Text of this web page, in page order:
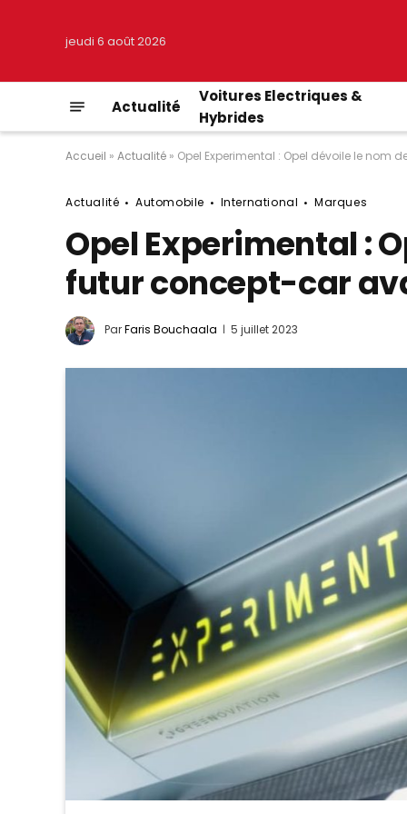
jeudi 6 août 2026
Actualité
Voitures Electriques &
Hybrides
Accueil » Actualité » Opel Experimental : Opel dévoile le
Actualité Automobile International Marques
Opel Experimental :
futur concept-car
ParFaris Bouchaala 5 juillet 2023